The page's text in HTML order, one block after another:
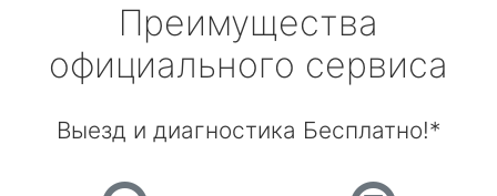
Преимущества
официального сервиса
Выезд и диагностика Бесплатно!*